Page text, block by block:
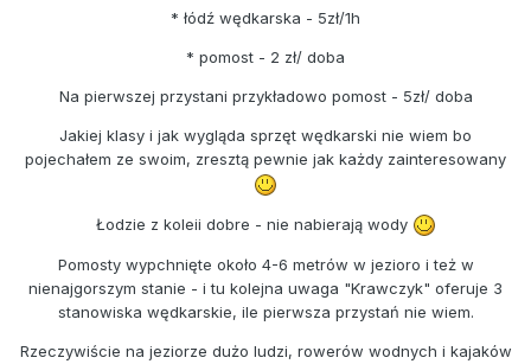
* łódź wędkarska - 5zł/1h
* pomost - 2 zł/ doba
Na pierwszej przystani przykładowo pomost - 5zł/ doba
Jakiej klasy i jak wygląda sprzęt wędkarski nie wiem bo
pojechałem ze swoim, zresztą pewnie jak każdy zainteresowany
Łodzie z koleii dobre - nie nabierają wody
Pomosty wypchnięte około 4-6 metrów w jezioro i też w
nienajgorszym stanie - i tu kolejna uwaga "Krawczyk" oferuje 3
stanowiska wędkarskie, ile pierwsza przystań nie wiem.
Rzeczywiście na jeziorze dużo ludzi, rowerów wodnych i kajaków